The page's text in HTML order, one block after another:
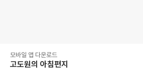
모바일 앱 다운로드
고도원의 아침편지